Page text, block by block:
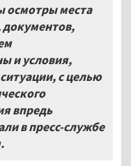
осмотры места
и условия,
с целью
впредь
в пресс-службе